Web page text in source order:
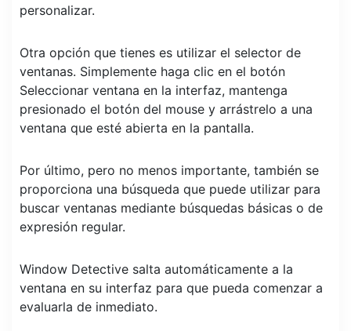
personalizar.
Otra opción que tienes es utilizar el selector de
ventanas. Simplemente haga clic en el botón
Seleccionar ventana en la interfaz, mantenga
presionado el botón del mouse y arrástrelo a una
ventana que esté abierta en la pantalla.
Por último, pero no menos importante, también se
proporciona una búsqueda que puede utilizar para
buscar ventanas mediante búsquedas básicas o de
expresión regular.
Window Detective salta automáticamente a la
ventana en su interfaz para que pueda comenzar a
evaluarla de inmediato.